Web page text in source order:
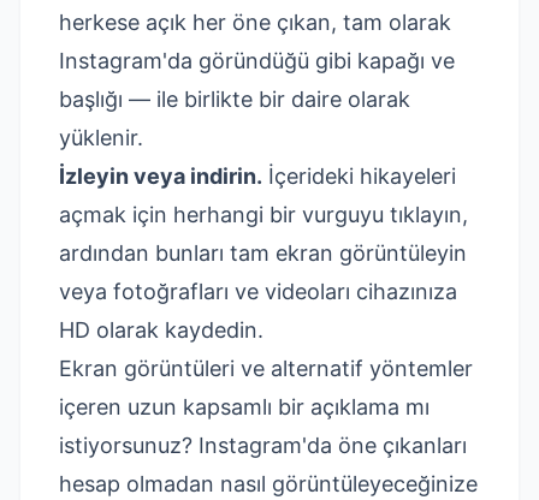
herkese açık her öne çıkan, tam olarak
Instagram'da göründüğü gibi kapağı ve
başlığı — ile birlikte bir daire olarak
yüklenir.
İzleyin veya indirin. İçerideki hikayeleri
açmak için herhangi bir vurguyu tıklayın,
ardından bunları tam ekran görüntüleyin
veya fotoğrafları ve videoları cihazınıza
HD olarak kaydedin.
Ekran görüntüleri ve alternatif yöntemler
içeren uzun kapsamlı bir açıklama mı
istiyorsunuz? Instagram'da öne çıkanları
hesap olmadan nasıl görüntüleyeceğinize